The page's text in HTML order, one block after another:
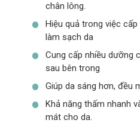
chân lông.
Hiệu quả trong việc
làm sạch da
Cung cấp nhiều dưỡng
sau bên trong
Giúp da sáng hơn, đều
Khả năng thấm nhanh
mát cho da.